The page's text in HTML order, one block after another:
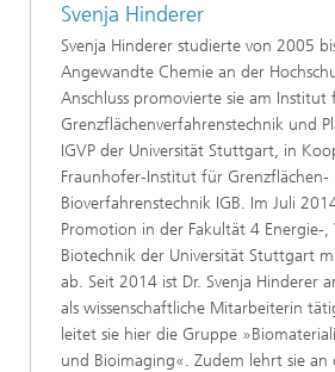
Svenja Hinderer
Svenja Hinderer studierte von 2005
Angewandte Chemie an der
Anschluss promovierte sie am Institut
Grenzflächenverfahrenstechnik und
IGVP der Universität Stuttgart, in
Fraunhofer-Institut für Grenzflächen-
Bioverfahrenstechnik IGB. Im Juli
Promotion in der Fakultät 4 Energie-,
Biotechnik der Universität Stuttgart
ab. Seit 2014 ist Dr. Svenja Hinderer
als wissenschaftliche Mitarbeiterin
leitet sie hier die Gruppe
und Bioimaging«. Zudem lehrt sie an